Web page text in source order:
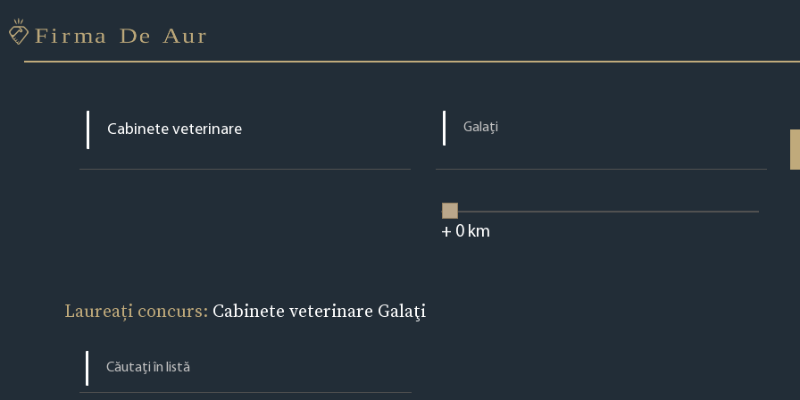
+ 0km
Laureați concurs: Cabinete veterinare Galaţi